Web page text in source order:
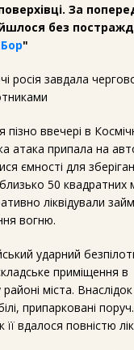
За
без
"
росія завдала
пізно ввечері в
атака припала на
ємності для
50 квадратних
ліквідували
вогню.
ударний
приміщення в
міста.
припарковані
вдалося повністю